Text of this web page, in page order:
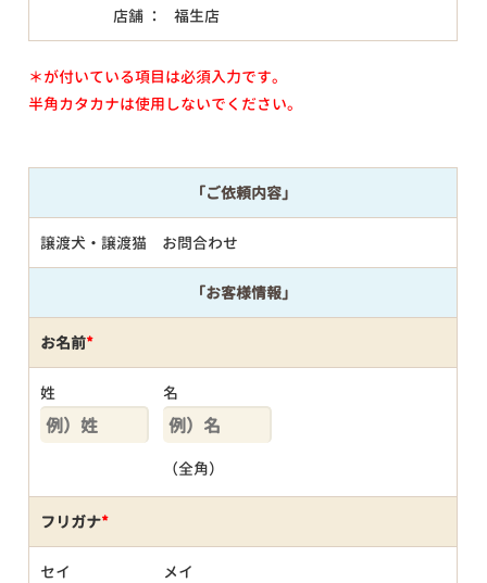
店舗 ：
福生店
＊が付いている項目は必須入力です。
半角カタカナは使用しないでください。
「ご依頼内容」
譲渡犬・譲渡猫 お問合わせ
「お客様情報」
お名前*
姓 名
（全角）
フリガナ*
セイ メイ